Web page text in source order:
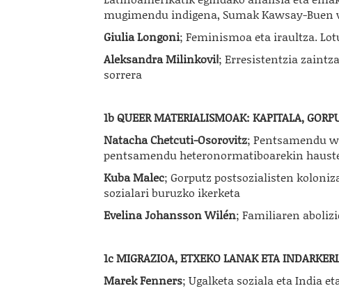
mugimendu indigena, Sumak Kawsay-
Giulia Longoni; Feminismoa eta iraultza.
Aleksandra Milinkoviا; Erresistentzia
sorrera
1b QUEER MATERIALISMOAK: KAPITALA,
Natacha Chetcuti-Osorovitz; Pentsamendu
pentsamendu heteronormatiboarekin
Kuba Malec; Gorputz postsozialisten
sozialari buruzko ikerketa
Evelina Johansson Wilén; Familiaren
1c MIGRAZIOA, ETXEKO LANAK ETA
Marek Fenners; Ugalketa soziala eta India